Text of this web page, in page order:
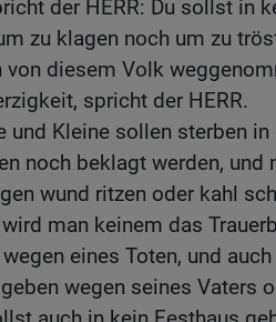
der HERR: Du sollst in
zu klagen noch um zu
von diesem Volk
spricht der HERR.
und Kleine sollen sterben
noch beklagt werden, und
wund ritzen oder kahl
man keinem das
eines Toten, und
wegen seines Vaters